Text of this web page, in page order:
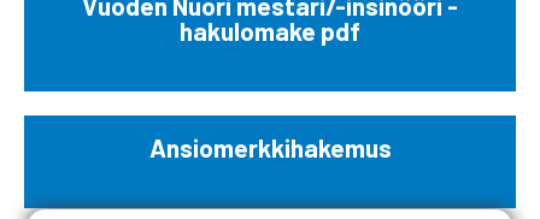
hakulomake pdf
Ansiomerkkihakemus